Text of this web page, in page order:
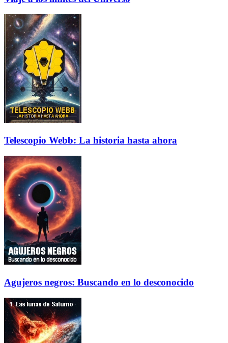
Telescopio Webb: La historia hasta ahora
Agujeros negros: Buscando en lo desconocido